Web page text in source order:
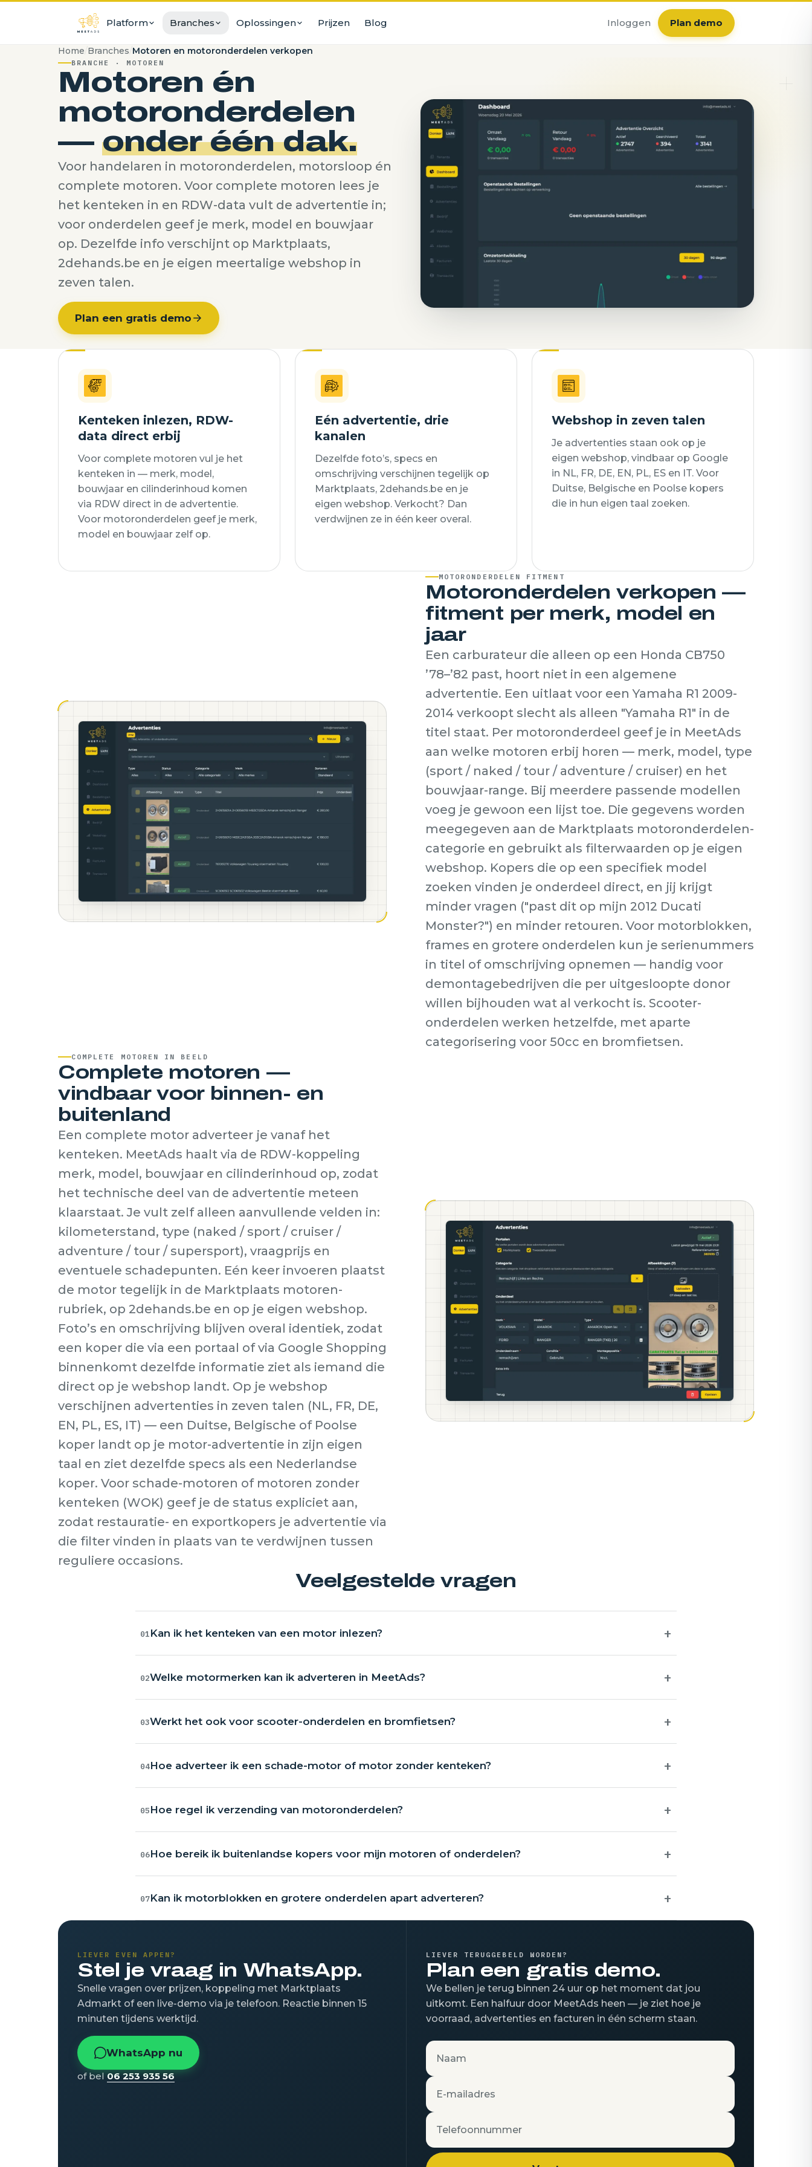
Platform
Webshop
In 7 talen, op Google
Marktplaats, 2dehands, Google,
onderdelen.autos
Voorraad & QR-codes
Slim voorraadbeheer
Facturatie
Direct vanuit voorraad
Branches
Demontage + onderdelenhandel
Tyre-specifieke functies
Velgen
Specs, fotografie, sets
Complete voertuigen
Onderdelen + complete motoren
Oplossingen
Stap over van Corenio
Stap over van Eurostocks
Migratie zonder gedoe
Stap over van Mobilox
Migratie zonder gedoe
Prijzen Blog Inloggen Plan demo
Home Branches Motoren en motoronderdelen verkopen
BRANCHE · MOTOREN
Motoren én
motoronderdelen
—onder één dak.
Voor handelaren in motoronderdelen, motorsloop én
complete motoren. Voor complete motoren lees je
het kenteken in en RDW-data vult de advertentie in;
voor onderdelen geef je merk, model en bouwjaar
op. Dezelfde info verschijnt op Marktplaats,
2dehands.be en je eigen meertalige webshop in
zeven talen.
Plan een gratis demo
Kenteken inlezen, RDW-
data direct erbij
Voor complete motoren vul je het
kenteken in — merk, model,
bouwjaar en cilinderinhoud komen
via RDW direct in de advertentie.
Voor motoronderdelen geef je merk,
model en bouwjaar zelf op.
Eén advertentie, drie
kanalen
Dezelfde foto’s, specs en
omschrijving verschijnen tegelijk op
Marktplaats, 2dehands.be en je
eigen webshop. Verkocht? Dan
verdwijnen ze in één keer overal.
Webshop in zeven talen
Je advertenties staan ook op je
eigen webshop, vindbaar op Google
in NL, FR, DE, EN, PL, ES en IT. Voor
Duitse, Belgische en Poolse kopers
die in hun eigen taal zoeken.
MOTORONDERDELEN FITMENT
Motoronderdelen verkopen —
fitment per merk, model en
jaar
Een carburateur die alleen op een Honda CB750
’78–’82 past, hoort niet in een algemene
advertentie. Een uitlaat voor een Yamaha R1 2009-
2014 verkoopt slecht als alleen "Yamaha R1" in de
titel staat. Per motoronderdeel geef je in MeetAds
aan welke motoren erbij horen — merk, model, type
(sport / naked / tour / adventure / cruiser) en het
bouwjaar-range. Bij meerdere passende modellen
voeg je gewoon een lijst toe. Die gegevens worden
meegegeven aan de Marktplaats motoronderdelen-
categorie en gebruikt als filterwaarden op je eigen
webshop. Kopers die op een specifiek model
zoeken vinden je onderdeel direct, en jij krijgt
minder vragen ("past dit op mijn 2012 Ducati
Monster?") en minder retouren. Voor motorblokken,
frames en grotere onderdelen kun je serienummers
in titel of omschrijving opnemen — handig voor
demontagebedrijven die per uitgesloopte donor
willen bijhouden wat al verkocht is. Scooter-
onderdelen werken hetzelfde, met aparte
categorisering voor 50cc en bromfietsen.
COMPLETE MOTOREN IN BEELD
Complete motoren —
vindbaar voor binnen- en
buitenland
Een complete motor adverteer je vanaf het
kenteken. MeetAds haalt via de RDW-koppeling
merk, model, bouwjaar en cilinderinhoud op, zodat
het technische deel van de advertentie meteen
klaarstaat. Je vult zelf alleen aanvullende velden in:
kilometerstand, type (naked / sport / cruiser /
adventure / tour / supersport), vraagprijs en
eventuele schadepunten. Eén keer invoeren plaatst
de motor tegelijk in de Marktplaats motoren-
rubriek, op 2dehands.be en op je eigen webshop.
Foto’s en omschrijving blijven overal identiek, zodat
een koper die via een portaal of via Google Shopping
binnenkomt dezelfde informatie ziet als iemand die
direct op je webshop landt. Op je webshop
verschijnen advertenties in zeven talen (NL, FR, DE,
EN, PL, ES, IT) — een Duitse, Belgische of Poolse
koper landt op je motor-advertentie in zijn eigen
taal en ziet dezelfde specs als een Nederlandse
koper. Voor schade-motoren of motoren zonder
kenteken (WOK) geef je de status expliciet aan,
zodat restauratie- en exportkopers je advertentie via
die filter vinden in plaats van te verdwijnen tussen
reguliere occasions.
Veelgestelde vragen
01Kan ik het kenteken van een motor inlezen? +
02Welke motormerken kan ik adverteren in MeetAds? +
03Werkt het ook voor scooter-onderdelen en bromfietsen? +
04Hoe adverteer ik een schade-motor of motor zonder kenteken? +
05Hoe regel ik verzending van motoronderdelen? +
06Hoe bereik ik buitenlandse kopers voor mijn motoren of onderdelen? +
07Kan ik motorblokken en grotere onderdelen apart adverteren? +
LIEVER EVEN APPEN?
Stel je vraag in WhatsApp.
Snelle vragen over prijzen, koppeling met Marktplaats
Admarkt of een live-demo via je telefoon. Reactie binnen 15
minuten tijdens werktijd.
WhatsApp nu
of bel06 253 935 56
LIEVER TERUGGEBELD WORDEN?
Plan een gratis demo.
We bellen je terug binnen 24 uur op het moment dat jou
uitkomt. Een halfuur door MeetAds heen — je ziet hoe je
voorraad, advertenties en facturen in één scherm staan.
Naam
E-mailadres
Telefoonnummer